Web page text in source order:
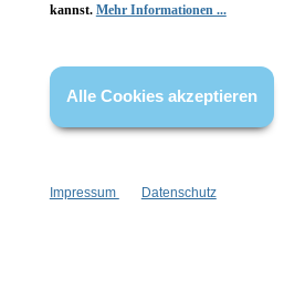
kannst. Mehr Informationen ...
Alle Cookies akzeptieren
Impressum Datenschutz